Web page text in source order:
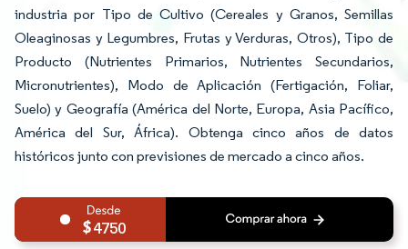
industria por Tipo de Cultivo (Cereales y Granos, Semillas
Oleaginosas y Legumbres, Frutas y Verduras, Otros), Tipo de
Producto (Nutrientes Primarios, Nutrientes Secundarios,
Micronutrientes), Modo de Aplicación (Fertigación, Foliar,
Suelo) y Geografía (América del Norte, Europa, Asia Pacífico,
América del Sur, África). Obtenga cinco años de datos
históricos junto con previsiones de mercado a cinco años.
4750